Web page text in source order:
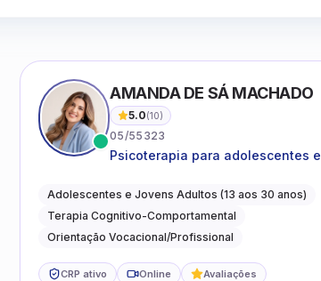
AMANDA DE SÁ MACHADO
5.0(10)
05/55323
Psicoterapia para adolescentes e
ansiedade, autoestima, relações e
orientação profissional
Adolescentes e Jovens Adultos (13 aos 30 anos)
Terapia Cognitivo-Comportamental
Orientação Vocacional/Profissional
CRP ativo Online Avaliações